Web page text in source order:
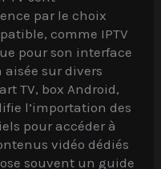
par le choix
comme IPTV
pour son interface
sur divers
TV, box Android,
l’importation des
pour accéder à
vidéo dédiés
souvent un guide